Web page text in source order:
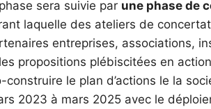
sera suivie par une phase de
laquelle des ateliers de
entreprises, associations,
propositions plébiscitées en
le plan d’actions le la
2023 à mars 2025 avec le